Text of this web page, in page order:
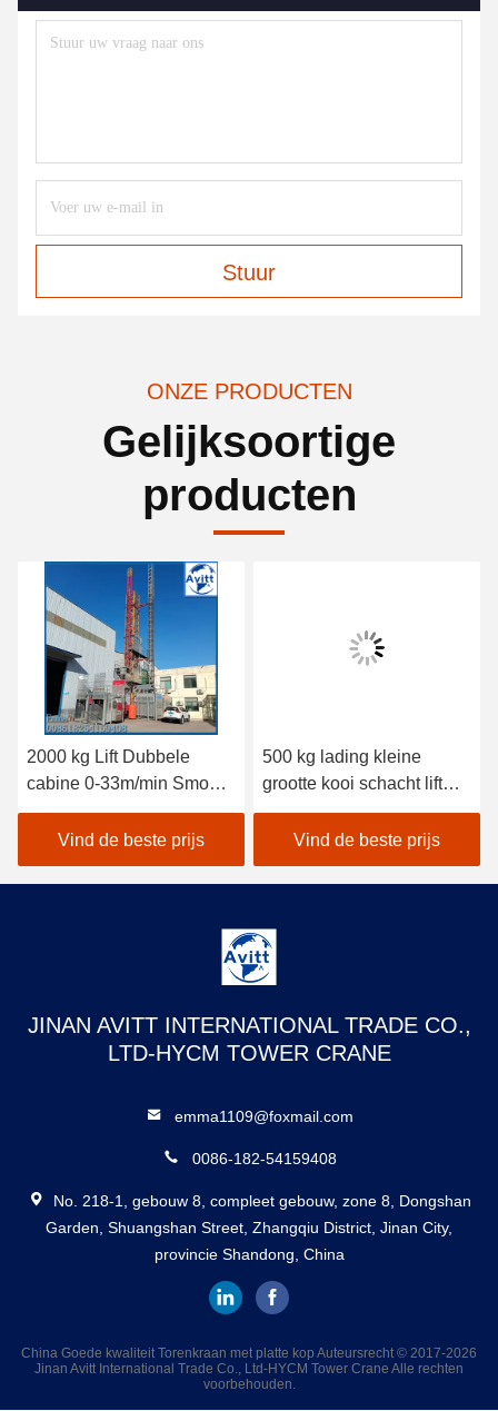
Stuur
ONZE PRODUCTEN
Gelijksoortige
producten
2000 kg Lift Dubbele
cabine 0-33m/min Smooth
Speed Inverter Control
Gebouwliften
Vind de beste prijs
500 kg lading kleine
grootte kooi schacht lift
geïnstalleerd in de put
schacht
Vind de beste prijs
JINAN AVITT INTERNATIONAL TRADE CO.,
LTD-HYCM TOWER CRANE
emma1109@foxmail.com
0086-182-54159408
No. 218-1, gebouw 8, compleet gebouw, zone 8, Dongshan
Garden, Shuangshan Street, Zhangqiu District, Jinan City,
provincie Shandong, China
China Goede kwaliteit Torenkraan met platte kop Auteursrecht © 2017-2026
Jinan Avitt International Trade Co., Ltd-HYCM Tower Crane Alle rechten
voorbehouden.